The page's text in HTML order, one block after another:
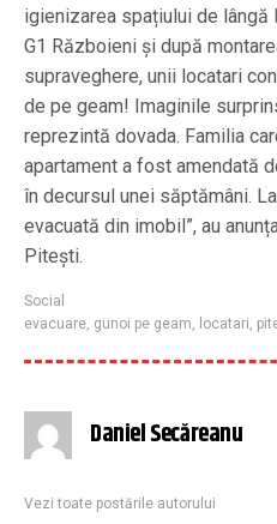
igienizarea spațiului de
G1 Războieni și după
supraveghere, unii locatari
de pe geam! Imaginile
reprezintă dovada. Familia
apartament a fost amendată
în decursul unei săptămâni.
evacuată din imobil”, au
Pitești.
Social
evacuare, gunoi pe geam, locatari,
Daniel Secăreanu
Vezi toate postările autorului